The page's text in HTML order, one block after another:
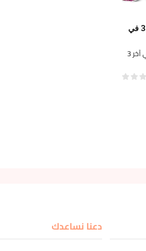
مبشرة الطبل اللهلوبة 3 في
🔥 تم بيع 11 من المنتج في آخر 3
دعنا نساعدك